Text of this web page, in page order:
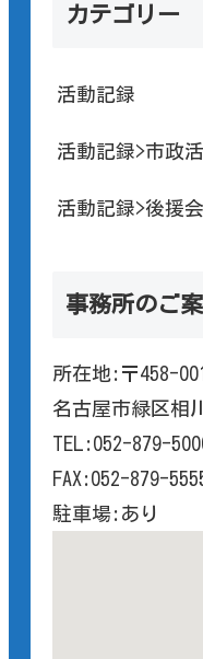
カテゴリー
活動記録
活動記録>市政
活動記録>後援
事務所のご
所在地:〒458-
名古屋市緑区相
TEL:052-879-
FAX:052-879-
駐車場:あり